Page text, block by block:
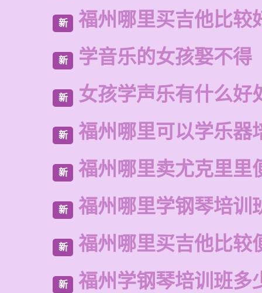
新 福州哪里买吉他比较
新 学音乐的女孩娶不得
新 女孩学声乐有什么好
新 福州哪里可以学乐器
新 福州哪里卖尤克里里
新 福州哪里学钢琴培训
新 福州哪里买吉他比较
新 福州学钢琴培训班多